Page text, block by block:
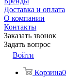
Доставка и оплата
О компании
Контакты
Заказать звонок
Задать вопрос
Войти
Корзина0